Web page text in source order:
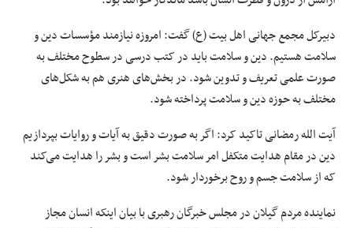
دبیرکل مجمع جهانی اهل بیت (ع) گفت: امروزه نیازمند مؤسسات دین و
سلامت هستیم. دین و سلامت باید در کتب درسی در سطوح مختلف به
صورت علمی تعریف و تدوین شود. در بخش‌های هنری هم به شکل‌های
مختلف به حوزه دین و سلامت پرداخته شود.
آیت الله رمضانی تاکید کرد: اگر به صورت دقیق به آیات و روایات بپردازیم
دین در مقام هدایت متکفل امر سلامت بشر است و بشر را هدایت می‌کند
که از سلامت جسم و روح برخوردار شود.
نماینده مردم گیلان در مجلس خبرگان رهبری با بیان اینکه انسان مجاز